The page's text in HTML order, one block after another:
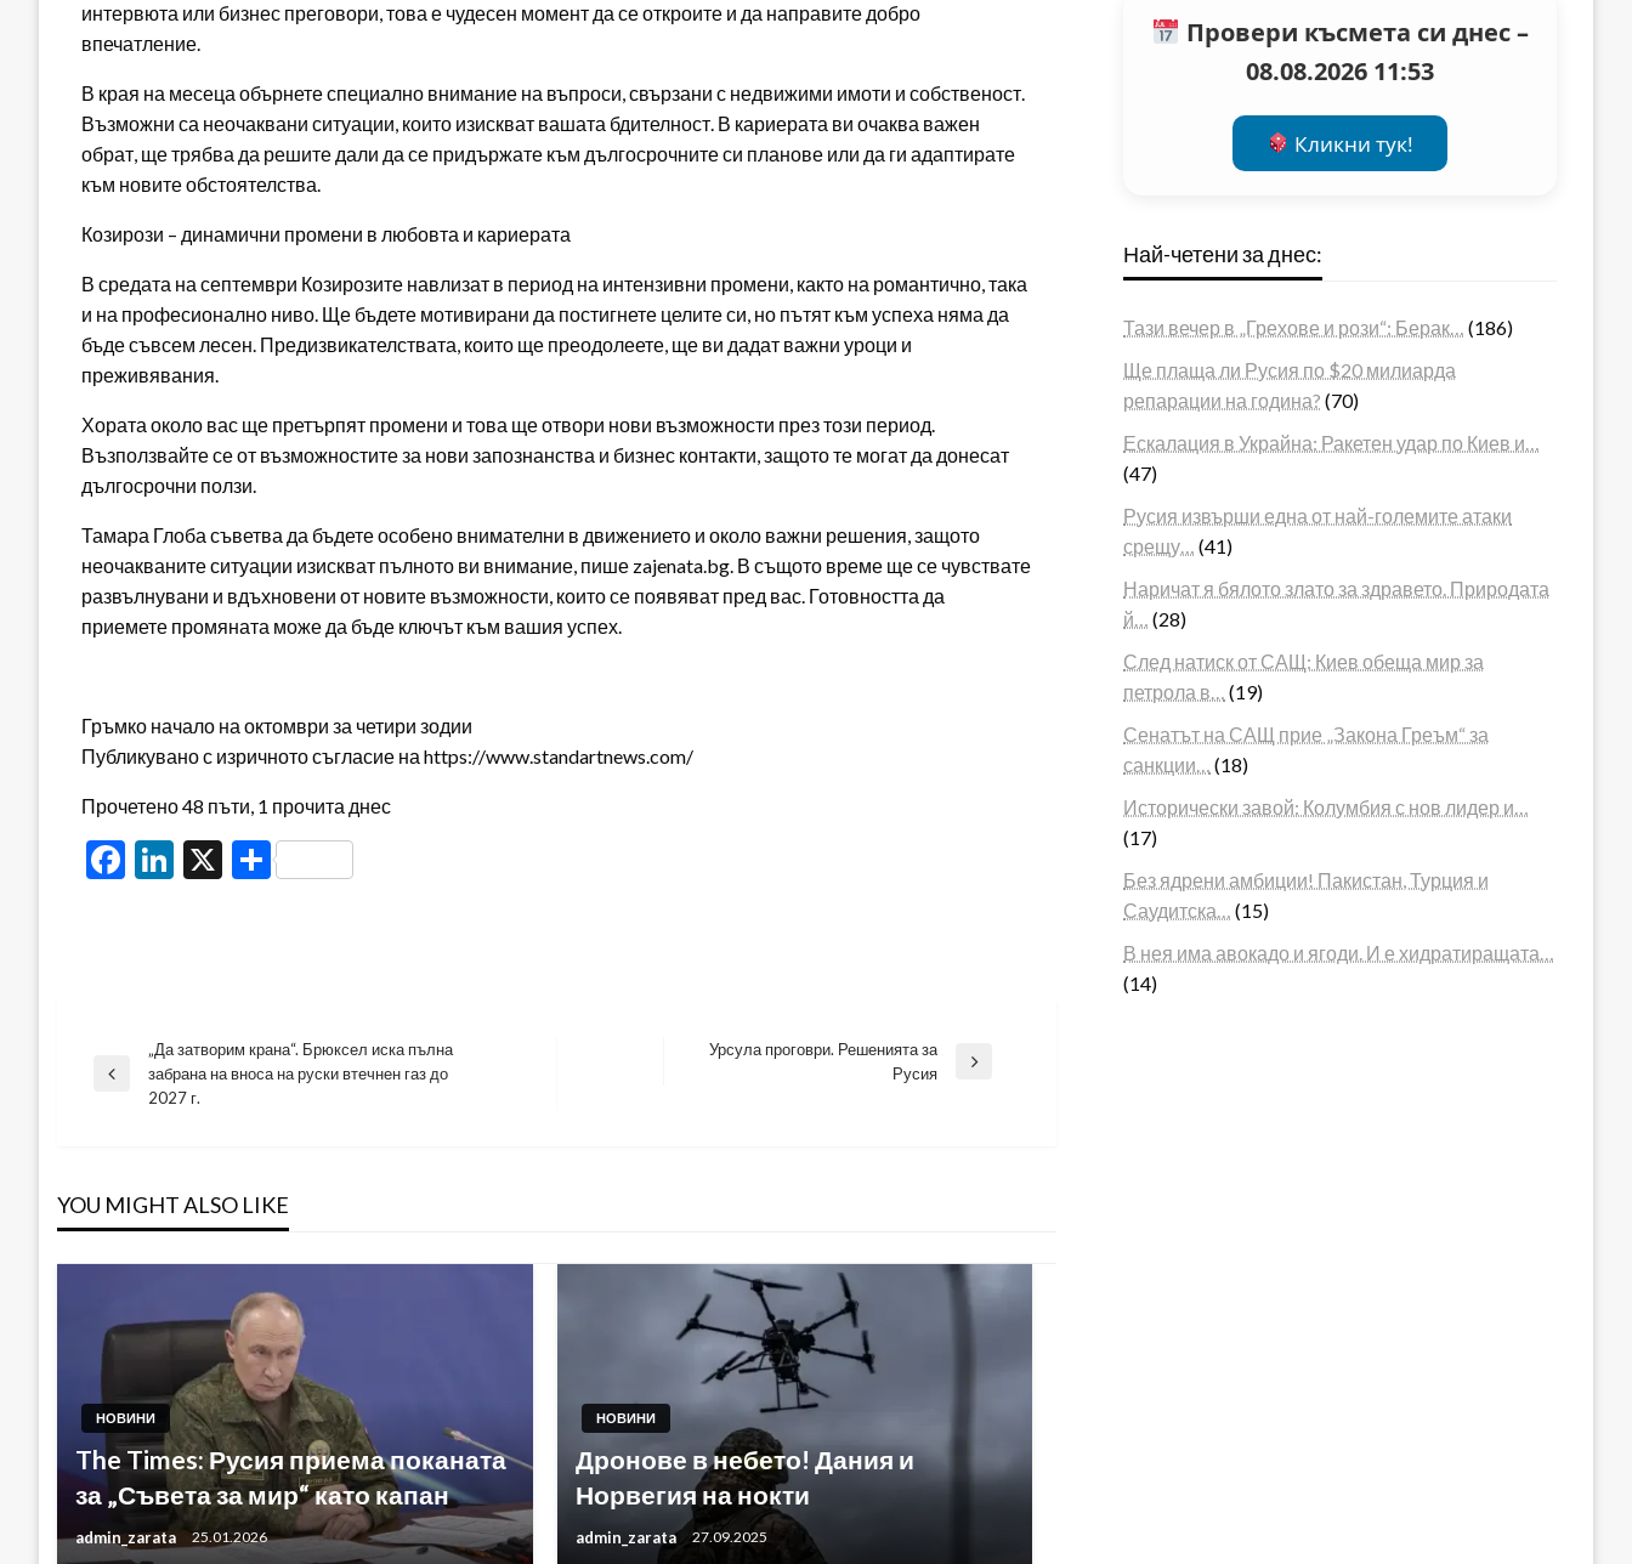
интервюта или бизнес преговори, това е чудесен момент да се откроите и да направите добро
впечатление.
В края на месеца обърнете специално внимание на въпроси, свързани с недвижими имоти и собственост.
Възможни са неочаквани ситуации, които изискват вашата бдителност. В кариерата ви очаква важен
обрат, ще трябва да решите дали да се придържате към дългосрочните си планове или да ги адаптирате
към новите обстоятелства.
Козирози – динамични промени в любовта и кариерата
В средата на септември Козирозите навлизат в период на интензивни промени, както на романтично, така
и на професионално ниво. Ще бъдете мотивирани да постигнете целите си, но пътят към успеха няма да
бъде съвсем лесен. Предизвикателствата, които ще преодолеете, ще ви дадат важни уроци и
преживявания.
Хората около вас ще претърпят промени и това ще отвори нови възможности през този период.
Възползвайте се от възможностите за нови запознанства и бизнес контакти, защото те могат да донесат
дългосрочни ползи.
Тамара Глоба съветва да бъдете особено внимателни в движението и около важни решения, защото
неочакваните ситуации изискват пълното ви внимание, пише zajenata.bg. В същото време ще се чувствате
развълнувани и вдъхновени от новите възможности, които се появяват пред вас. Готовността да
приемете промяната може да бъде ключът към вашия успех.
Гръмко начало на октомври за четири зодии
Публикувано с изричното съгласие на https://www.standartnews.com/
Прочетено 48 пъти, 1 прочита днес
Facebook
LinkedIn
X Share
Навигация
Previous
„Да затворим крана“. Брюксел иска пълна
забрана на вноса на руски втечнен газ до
2027 г.
Урсула проговри. Решенията за
Русия
YOU MIGHT ALSO LIKE
НОВИНИ
The Times: Русия приема поканата
за „Съвета за мир“ като капан
admin_zarata 25.01.2026
НОВИНИ
Дронове в небето! Дания и
Норвегия на нокти
admin_zarata 27.09.2025
Провери късмета си днес –
08.08.2026 11:53
Кликни тук!
Най-четени за днес:
Тази вечер в „Грехове и рози“: Берак…
(186)
Ще плаща ли Русия по $20 милиарда
репарации на година? (70)
Ескалация в Украйна: Ракетен удар по Киев и…
(47)
Русия извърши една от най-големите атаки
срещу…
(41)
Наричат я бялото злато за здравето. Природата
й…
(28)
След натиск от САЩ: Киев обеща мир за
петрола в…
(19)
Сенатът на САЩ прие „Закона Греъм“ за
санкции…
(18)
Исторически завой: Колумбия с нов лидер и…
(17)
Без ядрени амбиции! Пакистан, Турция и
Саудитска…
(15)
В нея има авокадо и ягоди. И е хидратиращата…
(14)